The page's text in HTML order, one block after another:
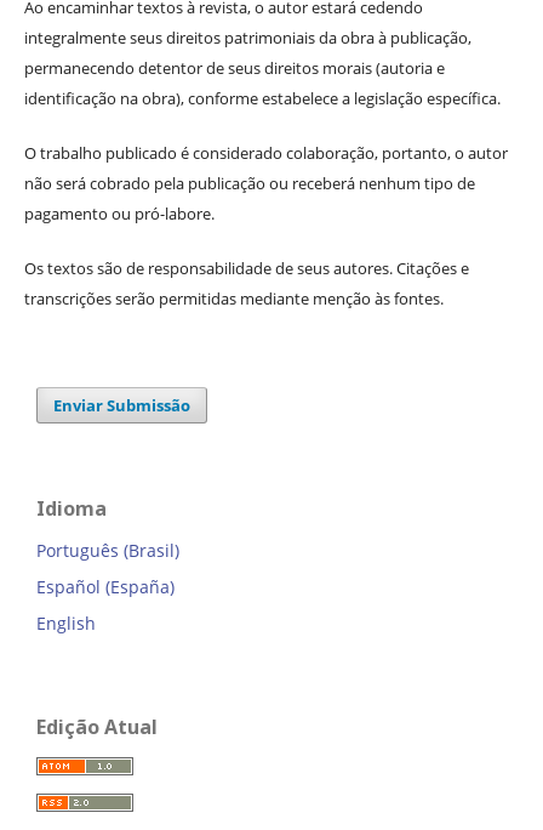
Ao encaminhar textos à revista, o autor estará cedendo
integralmente seus direitos patrimoniais da obra à publicação,
permanecendo detentor de seus direitos morais (autoria e
identificação na obra), conforme estabelece a legislação específica.
O trabalho publicado é considerado colaboração, portanto, o autor
não será cobrado pela publicação ou receberá nenhum tipo de
pagamento ou pró-labore.
Os textos são de responsabilidade de seus autores. Citações e
transcrições serão permitidas mediante menção às fontes.
Enviar Submissão
Idioma
Português (Brasil)
Español (España)
English
Edição Atual